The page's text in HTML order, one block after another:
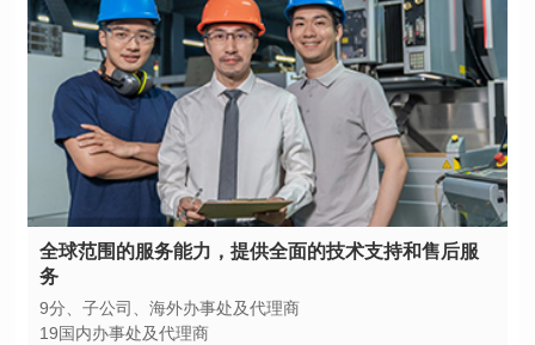
务
9分、子公司、海外办事处及代理商
19国内办事处及代理商